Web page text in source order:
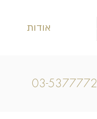
אודות
03-5377772